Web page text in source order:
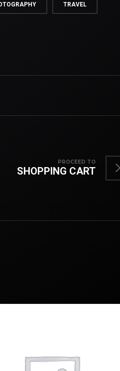
TRAVEL
PROCEED TO
SHOPPING CART